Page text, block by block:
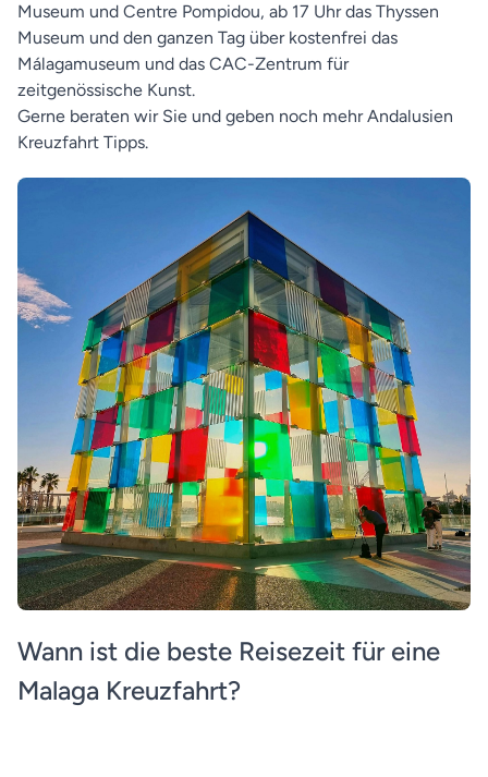
Museum und Centre Pompidou, ab 17 Uhr das Thyssen
Museum und den ganzen Tag über kostenfrei das
Málagamuseum und das CAC-Zentrum für
zeitgenössische Kunst.
Gerne beraten wir Sie und geben noch mehr Andalusien
Kreuzfahrt Tipps.
Wann ist die beste Reisezeit für eine
Malaga Kreuzfahrt?